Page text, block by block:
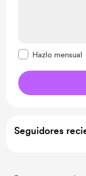
Hazlo mensual
Seguidores